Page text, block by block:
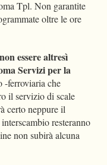
Tpl. Non garantite
oltre le ore
essere altresì
Servizi per la
-ferroviaria che
il servizio di scale
certo neppure il
resteranno
non subirà alcuna